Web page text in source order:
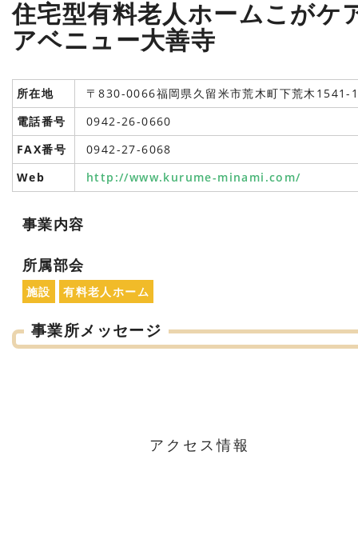
住宅型有料老人ホームこがケ
アベニュー大善寺
所在地
〒830-0066福岡県久留米市荒木町下荒木1541-
電話番号
0942-26-0660
FAX番号
0942-27-6068
Web
http://www.kurume-minami.com/
事業内容
所属部会
施設 有料老人ホーム
事業所メッセージ
アクセス情報